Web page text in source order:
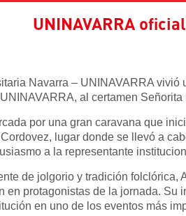
UNINAVARRA
Navarra – UNINAVARRA
al certamen
por una gran caravana que
lugar donde se llevó a
a la representante
de jolgorio y tradición
en protagonistas de la jornada.
en uno de los eventos más